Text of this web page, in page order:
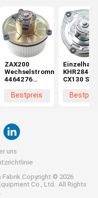
ZAX200
Wechselstrommotor
4464276
Baggerteile in
Bestpreis
KHR2845
CX130
uns
Fabrik.Copyright © 2026
Co., Ltd.. All Rights